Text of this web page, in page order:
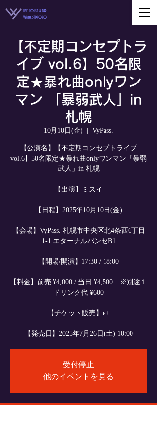
LIVE HOUSE & BAR
VyPass. SAPPORO
【不定期コンセプトラ
イブ vol.6】50名限
定★暴れ曲onlyワン
マン 「暴弱武人」in
札幌
10月10日(金) VyPass.
【公演名】【不定期コンセプトライブ
vol.6】50名限定★暴れ曲onlyワンマン「暴弱
武人」in 札幌
【出演】ミスイ
【日程】2025年10月10日(金)
【会場】VyPass. 札幌市中央区北4条西6丁目
1-1 エターナルパンセB1
【開場/開演】17:30 / 18:00
【料金】前売 ¥4,000 / 当日 ¥4,500 ※別途１
ドリンク代 ¥600
【チケット販売】e+
【発売日】2025年7月26日(土) 10:00
受付停止
他のイベントを見る